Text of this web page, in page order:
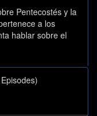
Pentecostés y la
a los
hablar sobre el